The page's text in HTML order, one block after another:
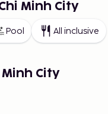
Minh City
Pool All inclusive
City